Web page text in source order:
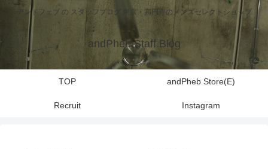
アンドフェブ の スタッフブログ 東京・高円寺のメンズセレクトショップ
andPheb Staff Blog
TOP andPheb Store(E)
Recruit Instagram